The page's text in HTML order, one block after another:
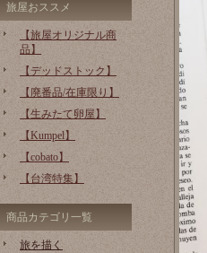
旅屋おススメ
【旅屋オリジナル商
品】
【デッドストック】
【廃番品/在庫限り】
【生みたて卵屋】
【Kumpel】
【cobato】
【台湾特集】
商品カテゴリ一覧
旅を描く